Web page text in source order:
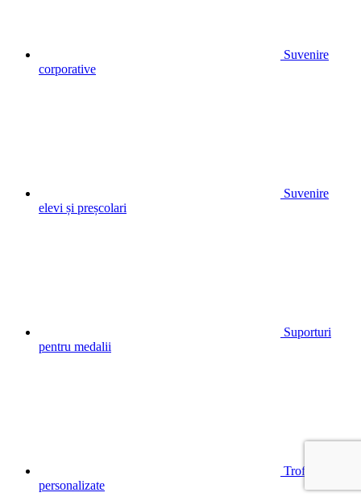
Suvenire
corporative
Suvenire
elevi și preșcolari
Suporturi
pentru medalii
Trofee
personalizate